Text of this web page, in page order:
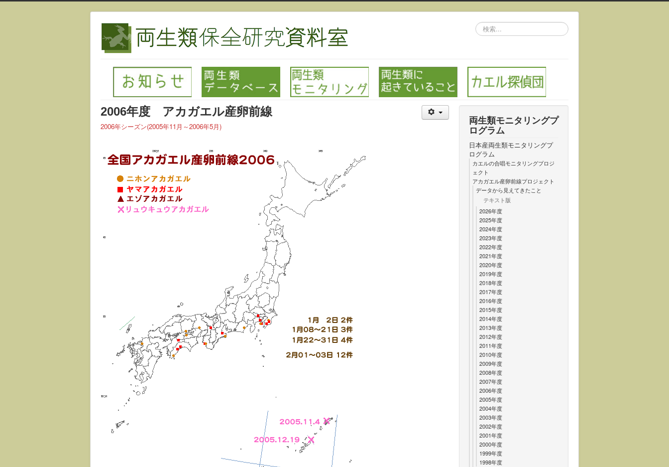
検
索...
2006年度 アカガエル産卵前線
2006年シーズン(2005年11月～2006年5月) 両生類モニタリングプ
ログラム
日本産両生類モニタリングプ
ログラム
カエルの合唱モニタリングプロジ
ェクト
アカガエル産卵前線プロジェクト
データから見えてきたこと
テキスト版
2026年度
2025年度
2024年度
2023年度
2022年度
2021年度
2020年度
2019年度
2018年度
2017年度
2016年度
2015年度
2014年度
2013年度
2012年度
2011年度
2010年度
2009年度
2008年度
2007年度
2006年度
2005年度
2004年度
2003年度
2002年度
2001年度
2000年度
1999年度
1998年度